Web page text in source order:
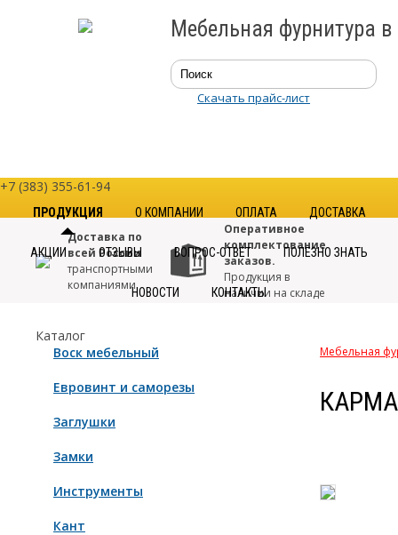
Мебельная фурнитура
Скачать прайс-лист
+7 (383) 355-61-94
ПРОДУКЦИЯ О КОМПАНИИ ОПЛАТА ДОСТАВКА
АКЦИИ ОТЗЫВЫ ВОПРОС-ОТВЕТ ПОЛЕЗНО ЗНАТЬ
НОВОСТИ КОНТАКТЫ
Доставка по
всей России
транспортными
компаниями
Оперативное
комплектование
заказов.
Продукция в
наличии на складе
качественная
фурнитураот
производителей
Каталог
Воск мебельный
Евровинт и саморезы
Заглушки
Замки
Инструменты
Кант
Мебельная